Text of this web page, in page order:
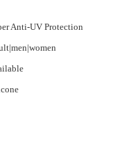
Anti-UV Protection